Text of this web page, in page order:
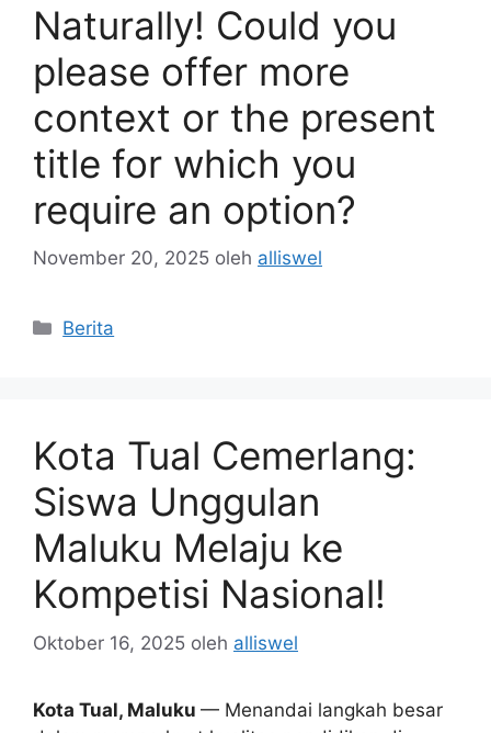
Naturally! Could you
please offer more
context or the present
title for which you
require an option?
November 20, 2025 oleh alliswel
Kategori
Berita
Kota Tual Cemerlang:
Siswa Unggulan
Maluku Melaju ke
Kompetisi Nasional!
Oktober 16, 2025 oleh alliswel
Kota Tual, Maluku — Menandai langkah besar